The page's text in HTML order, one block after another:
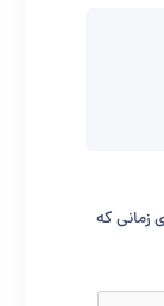
زمانی که